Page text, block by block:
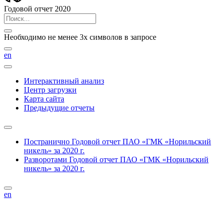
Годовой отчет 2020
Необходимо не менее 3х символов в запросе
en
Интерактивный анализ
Центр загрузки
Карта сайта
Предыдущие отчеты
Постранично Годовой отчет ПАО «ГМК «Норильский
никель» за 2020 г.
Разворотами Годовой отчет ПАО «ГМК «Норильский
никель» за 2020 г.
en